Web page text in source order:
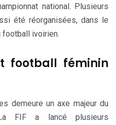
national. Plusieurs
été réorganisées, dans le
football ivoirien.
football féminin
demeure un axe majeur du
FIF a lancé plusieurs